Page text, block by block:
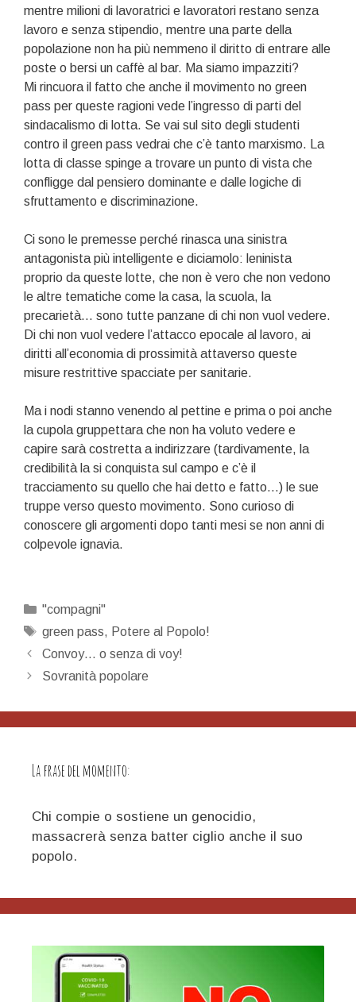
mentre milioni di lavoratrici e lavoratori restano senza
lavoro e senza stipendio, mentre una parte della
popolazione non ha più nemmeno il diritto di entrare alle
poste o bersi un caffè al bar. Ma siamo impazziti?
Mi rincuora il fatto che anche il movimento no green
pass per queste ragioni vede l’ingresso di parti del
sindacalismo di lotta. Se vai sul sito degli studenti
contro il green pass vedrai che c’è tanto marxismo. La
lotta di classe spinge a trovare un punto di vista che
confligge dal pensiero dominante e dalle logiche di
sfruttamento e discriminazione.
Ci sono le premesse perché rinasca una sinistra
antagonista più intelligente e diciamolo: leninista
proprio da queste lotte, che non è vero che non vedono
le altre tematiche come la casa, la scuola, la
precarietà… sono tutte panzane di chi non vuol vedere.
Di chi non vuol vedere l’attacco epocale al lavoro, ai
diritti all’economia di prossimità attaverso queste
misure restrittive spacciate per sanitarie.
Ma i nodi stanno venendo al pettine e prima o poi anche
la cupola gruppettara che non ha voluto vedere e
capire sarà costretta a indirizzare (tardivamente, la
credibilità la si conquista sul campo e c’è il
tracciamento su quello che hai detto e fatto…) le sue
truppe verso questo movimento. Sono curioso di
conoscere gli argomenti dopo tanti mesi se non anni di
colpevole ignavia.
Categorie
"compagni"
Tag
green pass, Potere al Popolo!
Navigazione
articolo
Convoy… o senza di voy!
Sovranità popolare
La frase del momento:
Chi compie o sostiene un genocidio,
massacrerà senza batter ciglio anche il suo
popolo.